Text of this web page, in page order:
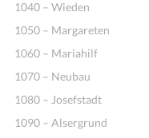
1040 – Wieden
1050 – Margareten
1060 – Mariahilf
1070 – Neubau
1080 – Josefstadt
1090 – Alsergrund